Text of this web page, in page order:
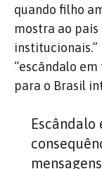
quando filho
mostra ao
institucionais.”
“escândalo
para o Brasil
Escândalo